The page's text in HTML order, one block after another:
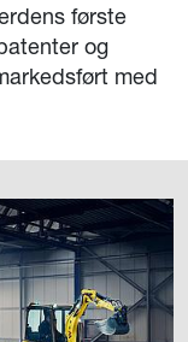
første
og
med